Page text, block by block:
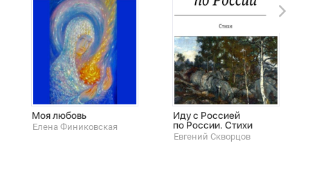
Моя любовь
Елена Финиковская
Иду с Россией
по России. Стихи
Евгений Скворцов